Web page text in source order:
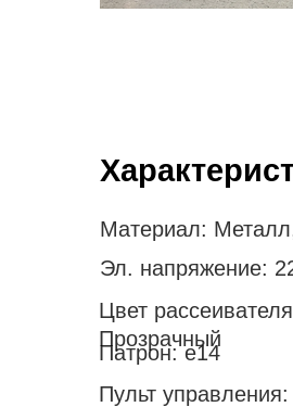
Материал:
Цвет
Прозрачный
Пульт управления:
Эл. напряжение:
Патрон:е14